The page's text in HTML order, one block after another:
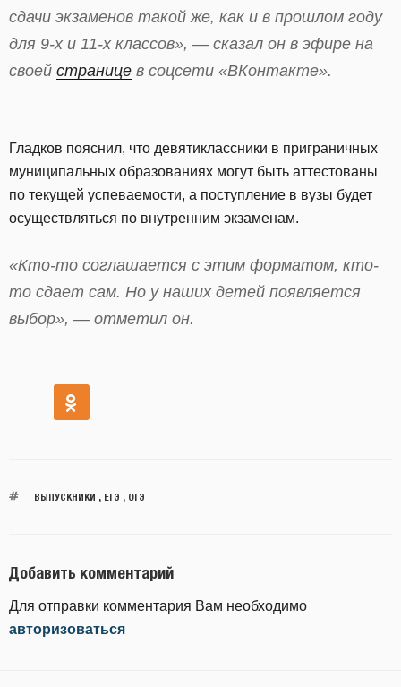
сдачи экзаменов такой же, как и в прошлом году
для 9-х и 11-х классов», — сказал он в эфире на
своей странице в соцсети «ВКонтакте».
Гладков пояснил, что девятиклассники в приграничных
муниципальных образованиях могут быть аттестованы
по текущей успеваемости, а поступление в вузы будет
осуществляться по внутренним экзаменам.
«Кто-то соглашается с этим форматом, кто-
то сдает сам. Но у наших детей появляется
выбор», — отметил он.
ВЫПУСКНИКИ , ЕГЭ , ОГЭ
Добавить комментарий
Для отправки комментария Вам необходимо
авторизоваться